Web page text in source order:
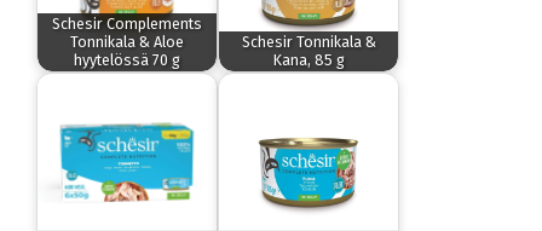
Schesir Complements
Tonnikala & Aloe
hyytelössä 70 g
Schesir Tonnikala &
Kana, 85 g